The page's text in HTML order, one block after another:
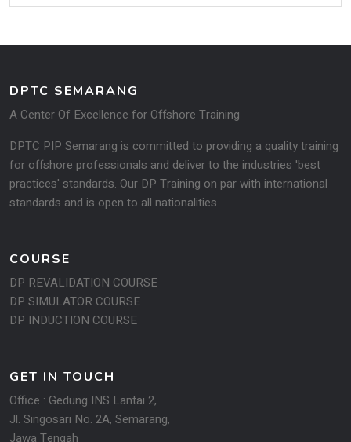
DPTC SEMARANG
A Center Of Excellence for Offshore Training
DPTC PIP Semarang is committed to providing a quality training
for offshore professionals and deliver to the industries 'best
practices' standards. Our DP Training on par with international
standards and is open to all na­tionalities
COURSE
DP REVALIDATION COURSE
DP SIMULATOR COURSE
DP INDUCTION COURSE
GET IN TOUCH
Office : Gedung INS Lantai 2,
Jl. Singosari No. 2A, Semarang,
Jawa Tengah